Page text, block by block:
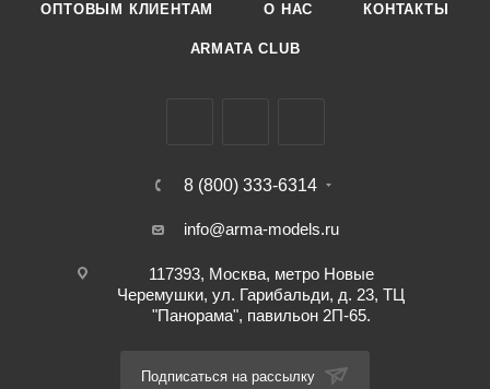
ОПТОВЫМ КЛИЕНТАМ О НАС КОНТАКТЫ
ARMATA CLUB
8 (800) 333-6314
info@arma-models.ru
117393, Москва, метро Новые
Черемушки, ул. Гарибальди, д. 23, ТЦ
"Панорама", павильон 2П-65.
Подписаться на рассылку